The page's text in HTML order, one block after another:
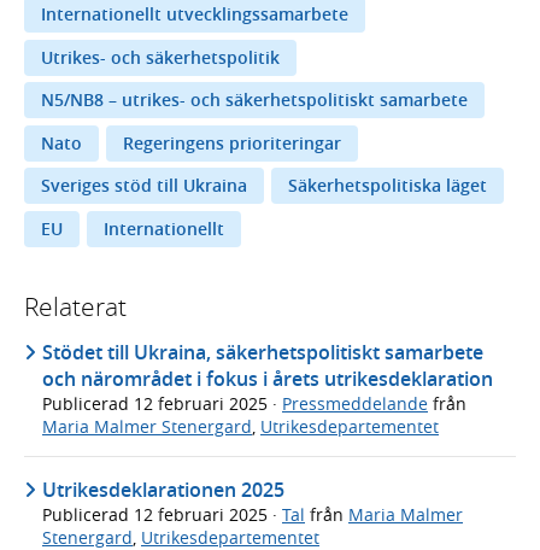
Internationellt utvecklingssamarbete
Utrikes- och säkerhetspolitik
N5/NB8 – utrikes- och säkerhetspolitiskt samarbete
Nato
Regeringens prioriteringar
Sveriges stöd till Ukraina
Säkerhetspolitiska läget
EU
Internationellt
Relaterat
Stödet till Ukraina, säkerhetspolitiskt samarbete
och närområdet i fokus i årets utrikesdeklaration
Publicerad 12 februari 2025 · Pressmeddelande från
Maria Malmer Stenergard, Utrikesdepartementet
Utrikesdeklarationen 2025
Publicerad 12 februari 2025 · Tal från Maria Malmer
Stenergard Utrikesdepartementet